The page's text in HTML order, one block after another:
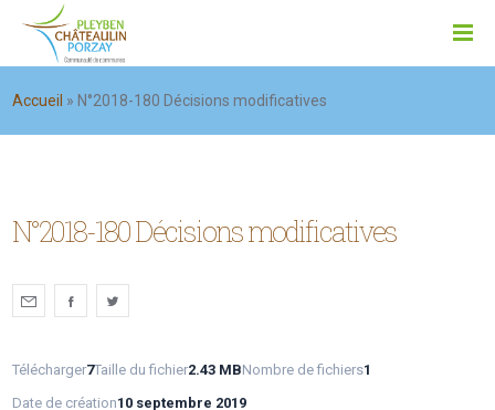
Accueil » N°2018-180 Décisions modificatives
N°2018-180 Décisions modificatives
Télécharger7Taille du fichier2.43 MBNombre de fichiers1
Date de création10 septembre 2019